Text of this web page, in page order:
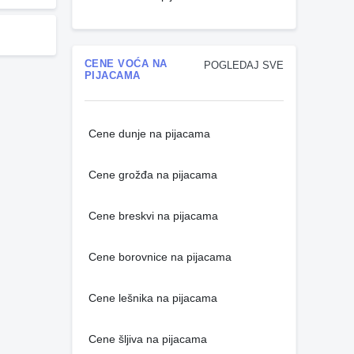
POGLEDAJ SVE
CENE VOĆA NA
PIJACAMA
Cene dunje na pijacama
Cene grožđa na pijacama
Cene breskvi na pijacama
Cene borovnice na pijacama
Cene lešnika na pijacama
Cene šljiva na pijacama